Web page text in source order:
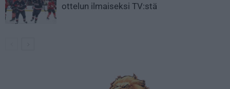
ottelun ilmaiseksi TV:stä